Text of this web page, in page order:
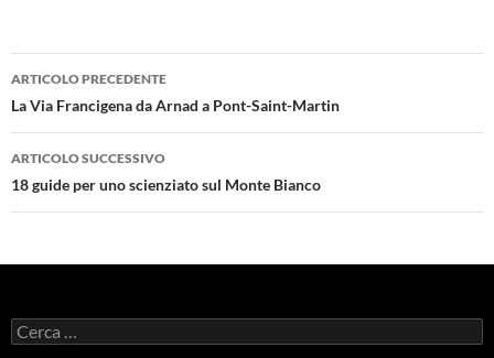
Navigazione
articolo
ARTICOLO PRECEDENTE
La Via Francigena da Arnad a Pont-Saint-Martin
ARTICOLO SUCCESSIVO
18 guide per uno scienziato sul Monte Bianco
Ricerca
per: